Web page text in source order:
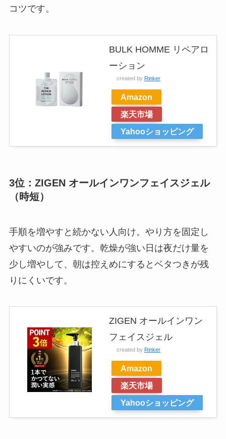
コツです。
BULK HOMME リペアロ
ーション
created by Rinker
Amazon
楽天市場
Yahooショッピング
3位：ZIGEN オールインワンフェイスジェル
（時短）
手順を増やすと続かない人向け。やり方を固定し
やすいのが強みです。乾燥が強い日は夜だけ量を
少し増やして、朝は控えめにするとベタつきが残
りにくいです。
ZIGEN オールインワン
フェイスジェル
created by Rinker
Amazon
楽天市場
Yahooショッピング